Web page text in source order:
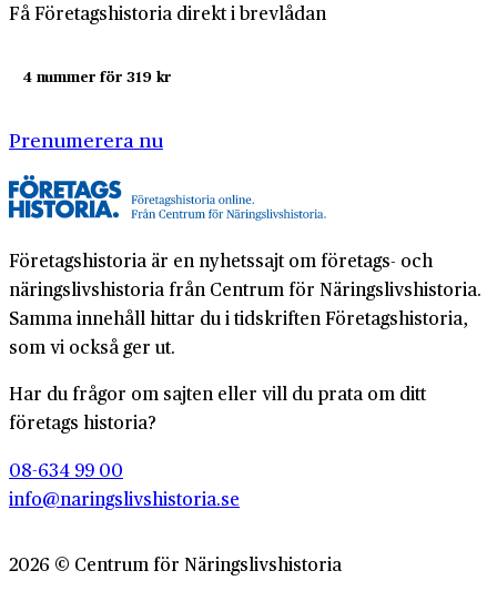
Få Företagshistoria direkt i brevlådan
4 nummer för 319 kr
Prenumerera nu
Företagshistoria är en nyhetssajt om företags- och
näringslivshistoria från Centrum för Näringslivshistoria.
Samma innehåll hittar du i tidskriften Företagshistoria,
som vi också ger ut.
Har du frågor om sajten eller vill du prata om ditt
företags historia?
08-634 99 00
info@naringslivshistoria.se
2026 © Centrum för Näringslivshistoria